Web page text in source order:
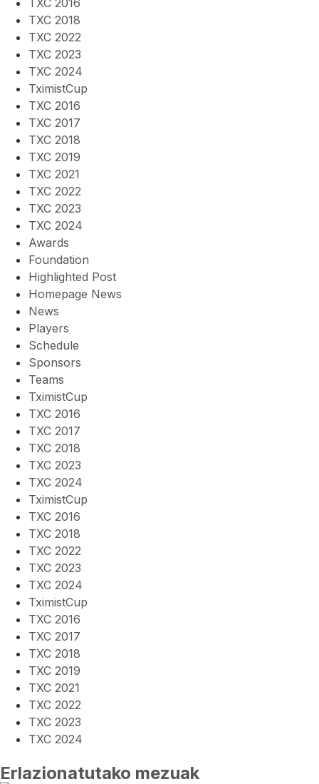
TXC 2018
TXC 2022
TXC 2023
TXC 2024
TximistCup
TXC 2016
TXC 2017
TXC 2018
TXC 2019
TXC 2021
TXC 2022
TXC 2023
TXC 2024
Awards
Foundation
Highlighted Post
Homepage News
News
Players
Schedule
Sponsors
Teams
TximistCup
TXC 2016
TXC 2017
TXC 2018
TXC 2023
TXC 2024
TximistCup
TXC 2016
TXC 2018
TXC 2022
TXC 2023
TXC 2024
TximistCup
TXC 2016
TXC 2017
TXC 2018
TXC 2019
TXC 2021
TXC 2022
TXC 2023
TXC 2024
Erlazionatutako mezuak